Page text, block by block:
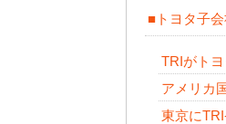
■トヨタ子
TRIがト
アメリカ
東京に